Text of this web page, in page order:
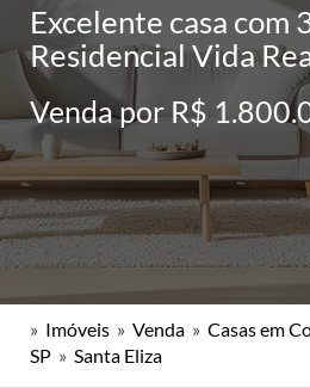
Excelente casa com
Residencial Vida
Venda por R$
» Imóveis » Venda » Casas em
SP » Santa Eliza